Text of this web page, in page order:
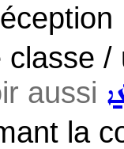
classe
aussi
la